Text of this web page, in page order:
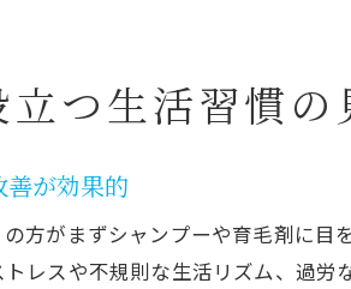
つ生活習慣の
が効果的
方がまずシャンプーや育毛剤に
レスや不規則な生活リズム、過